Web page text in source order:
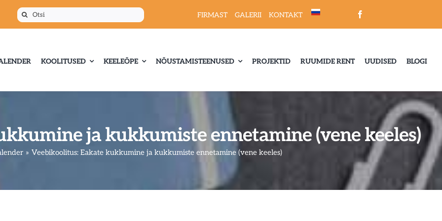
Otsi: FIRMAST GALERII KONTAKT
KOOLITUSED KEELEÕPE NÕUSTAMISTEENUSED PROJEKTID RUUMIDE RENT UUDISED BLOGI
ja kukkumiste ennetamine (vene keeles)
Veebikoolitus: Eakate kukkumine ja kukkumiste ennetamine (vene keeles)